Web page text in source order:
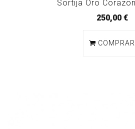
Sortija Oro
250,00 €
COMPRAR